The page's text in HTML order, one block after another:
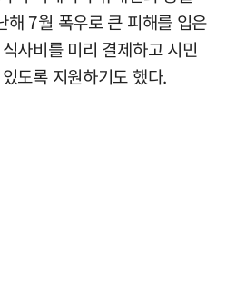
해 7월 폭우로 큰 피해를 입은
사비를 미리 결제하고 시민
도록 지원하기도 했다.